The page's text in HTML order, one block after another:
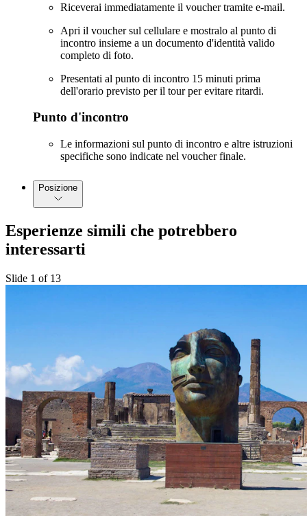
Riceverai immediatamente il voucher tramite e-mail.
Apri il voucher sul cellulare e mostralo al punto di
incontro insieme a un documento d'identità valido
completo di foto.
Presentati al punto di incontro 15 minuti prima
dell'orario previsto per il tour per evitare ritardi.
Punto d'incontro
Le informazioni sul punto di incontro e altre istruzioni
specifiche sono indicate nel voucher finale.
Posizione
Esperienze simili che potrebbero
interessarti
Slide 1 of 13